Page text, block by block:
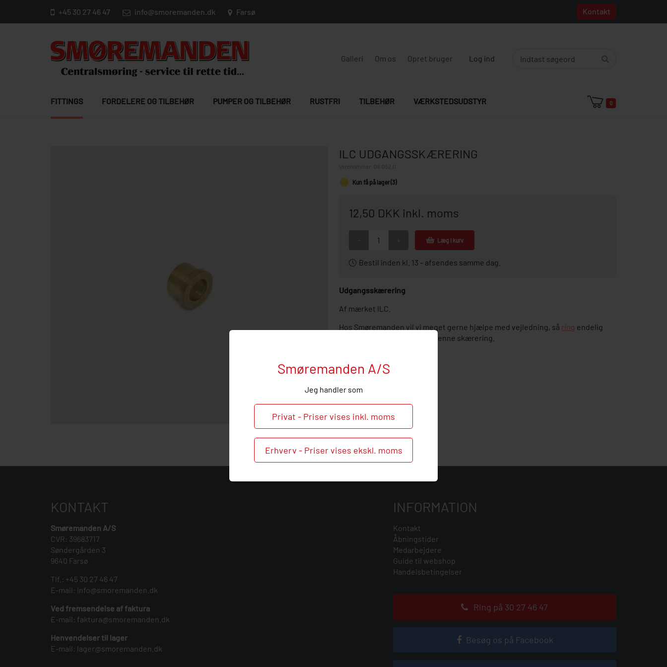
Smøremanden A/S
Jeg handler som
Privat - Priser vises inkl. moms
Erhverv - Priser vises ekskl. moms
+45 30 27 46 47 info@smoremanden.dk Farsø Kontakt
Galleri Om os Opret bruger Log ind
FITTINGS FORDELERE OG TILBEHØR PUMPER OG TILBEHØR RUSTFRI TILBEHØR VÆRKSTEDSUDSTYR 0
ILC UDGANGSSKÆRERING
Kun få på lager (3)
12,50 DKK inkl. moms
Læg i kurv
Bestil inden kl. 13 – afsendes samme dag.
Udgangsskærering
Af mærket ILC.
Hos Smøremanden vil vi meget gerne hjælpe med vejledning, så ring endelig
ved behov og spørgsmål til denne skærering.
KONTAKT
Smøremanden A/S
CVR: 39683717
Søndergården 3
9640 Farsø
Tlf.: +45 30 27 46 47
E-mail: info@smoremanden.dk
Ved fremsendelse af faktura
E-mail: faktura@smoremanden.dk
Henvendelser til lager
E-mail: lager@smoremanden.dk
INFORMATION
Kontakt
Åbningstider
Medarbejdere
Guide til webshop
Handelsbetingelser
Ring på 30 27 46 47
Besøg os på Facebook